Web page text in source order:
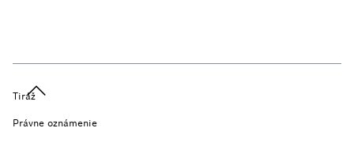
Tiráž
Právne oznámenie